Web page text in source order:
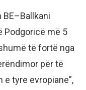
Podgoricë më 5
të fortë nga
për të
e tyre evropiane”,